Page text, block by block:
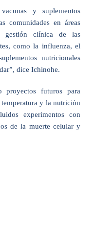
y suplementos
comunidades en áreas
gestión clínica de las
como la influenza, el
nutricionales
dice Ichinohe.
proyectos futuros para
y la nutrición
experimentos con
de la muerte celular y